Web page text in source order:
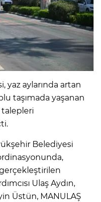
yaz aylarında artan
taşımada yaşanan
talepleri
Belediyesi
gerçekleştirilen
Ulaş Aydın,
Üstün, MANULAŞ